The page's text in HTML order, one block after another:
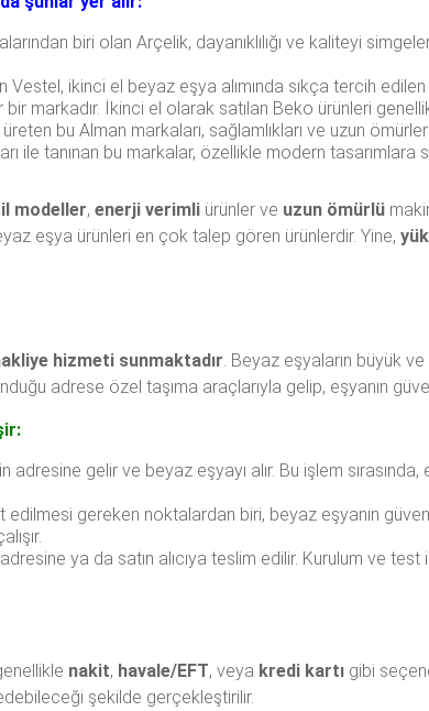
biri olan Arçelik, dayanıklılığı ve kaliteyi
ikinci el beyaz eşya alımında sıkça tercih edilen
bir markadır. İkinci el olarak satılan Beko ürünleri
bu Alman markaları, sağlamlıkları ve uzun
ile tanınan bu markalar, özellikle modern tasarımlara
modeller, enerji verimli ürünler ve uzun ömürlü
eşya ürünleri en çok talep gören ürünlerdir. Yine,
hizmeti sunmaktadır . Beyaz eşyaların büyük
adrese özel taşıma araçlarıyla gelip, eşyanın
adresine gelir ve beyaz eşyayı alır. Bu işlem
edilmesi gereken noktalardan biri, beyaz eşyanın
ya da satın alıcıya teslim edilir. Kurulum ve test
nakit, havale/EFT, veya kredi kartı gibi
şekilde gerçekleştirilir.